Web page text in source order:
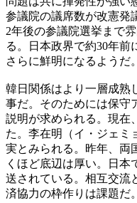
参議院の議席数が改憲発
2年後の参議院選挙まで
る。日本政界で約30年前
さらに鮮明になるようだ。
韓日関係はより一層成熟
事だ。そのためには保守
説明が求められる。現在
た。李在明（イ・ジェミ
実とみられる。昨年、両
くほど底辺は厚い。日
送されている。相互交流
済協力の枠作りは課題だ。